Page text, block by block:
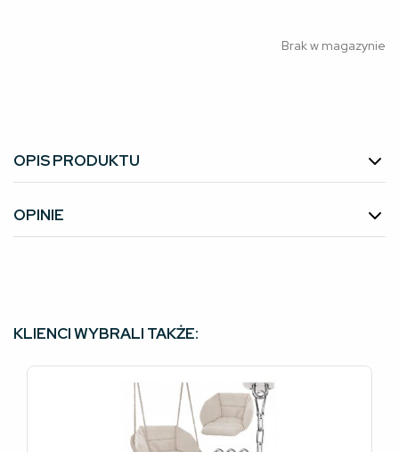
Brak w magazynie
OPIS PRODUKTU
OPINIE
KLIENCI WYBRALI TAKŻE: